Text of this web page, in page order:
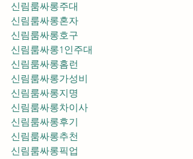
신림룸싸롱주대
신림룸싸롱혼자
신림룸싸롱호구
신림룸싸롱1인주대
신림룸싸롱홈런
신림룸싸롱가성비
신림룸싸롱지명
신림룸싸롱차이사
신림룸싸롱후기
신림룸싸롱추천